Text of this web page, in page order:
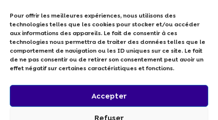
Pour offrir les meilleures expériences, nous utilisons des
technologies telles que les cookies pour stocker et/ou accéder
aux informations des appareils. Le fait de consentir à ces
technologies nous permettra de traiter des données telles que le
comportement de navigation ou les ID uniques sur ce site. Le fait
de ne pas consentir ou de retirer son consentement peut avoir un
effet négatif sur certaines caractéristiques et fonctions.
Accepter
Refuser
53000 LAVAL
Elina LEROI – 06 61 84 00 67
Arlène GAUTRÉ –06 38 33 64 94
Je souhaite devenir membre
Je suis un professionnel RSE
Politiques de cookies